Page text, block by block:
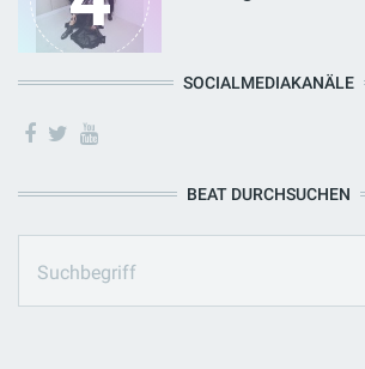
SOCIALMEDIAKANÄLE
BEAT DURCHSUCHEN